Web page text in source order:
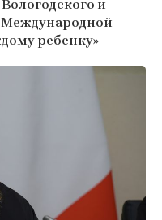
и
Международной
ребенку»